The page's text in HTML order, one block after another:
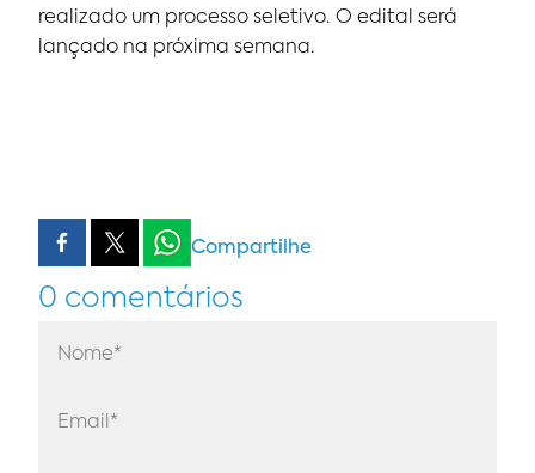
realizado um processo seletivo. O edital será
lançado na próxima semana.
Compartilhe
0 comentários